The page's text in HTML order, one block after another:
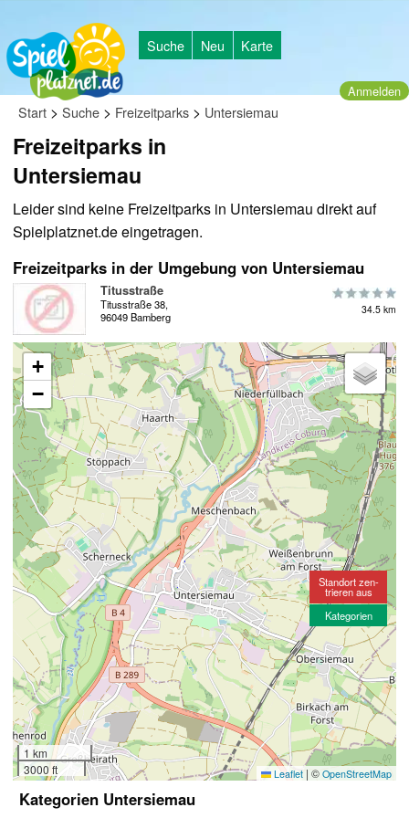
Suche Neu Karte
Anmelden
Start > Suche > Freizeitparks > Untersiemau
Freizeitparks in
Untersiemau
Leider sind keine Freizeitparks in Untersiemau direkt auf
Spielplatznet.de eingetragen.
Freizeitparks in der Umgebung von Untersiemau
Titusstraße
Titusstraße 38,
96049 Bamberg
34.5 km
+
−
1 km
3000 ft
Leaflet | © OpenStreetMap
Standort zen-
trieren aus
Kategorien
Kategorien Untersiemau